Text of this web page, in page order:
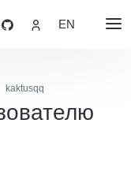
EN
kaktusqq